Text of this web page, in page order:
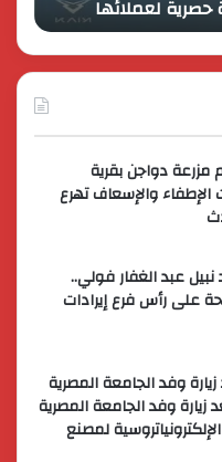
لعملائها
جديدة
مزرعة دواجن بقرية
الإطفاء والإسعاف تهرع
عبد الغفار فولي..
على رأس فرع إيرادات
زيارة وفد الجامعة المصرية
زيارة وفد الجامعة المصرية
لمصنع